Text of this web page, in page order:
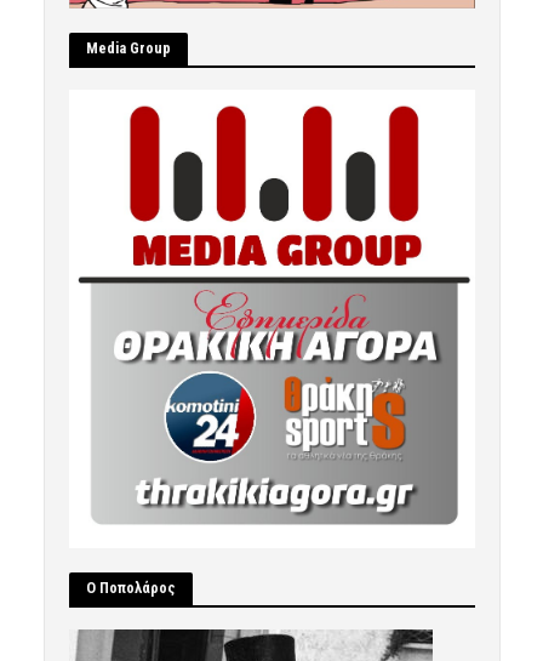
Μedia Group
Ο Ποπολάρος